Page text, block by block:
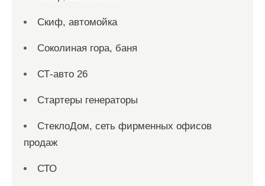
Скиф, автомойка
Соколиная гора, баня
СТ-авто 26
Стартеры генераторы
СтеклоДом, сеть фирменных офисов
продаж
СТО